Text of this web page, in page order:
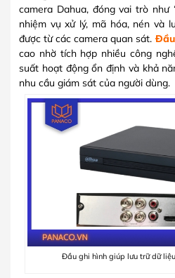
camera Dahua, đóng vai trò như
nhiệm vụ xử lý, mã hóa, nén và
được từ các camera quan sát.
cao nhờ tích hợp nhiều công
suất hoạt động ổn định và khả
nhu cầu giám sát của người dùng.
Đầu ghi hình giúp lưu trữ dữ